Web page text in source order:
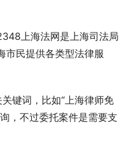
上海法网是上海司法局
市民提供各类型法律服
键词，比如“上海律师免
，不过委托案件是需要支